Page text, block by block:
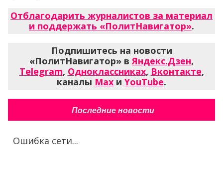
Отблагодарить журналистов за материал
и поддержать «ПолитНавигатор».
Подпишитесь на новости
«ПолитНавигатор» вЯндекс.Дзен,
Telegram, Одноклассниках, Вконтакте,
каналы Max и YouTube.
Последние новости
Ошибка сети...